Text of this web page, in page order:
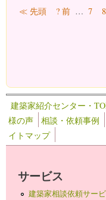
ページ
≪ 先頭 ? 前 … 7 8
建築家紹介センター・
様の声
相談・依頼事例
イトマップ
サービス
建築家相談依頼サー